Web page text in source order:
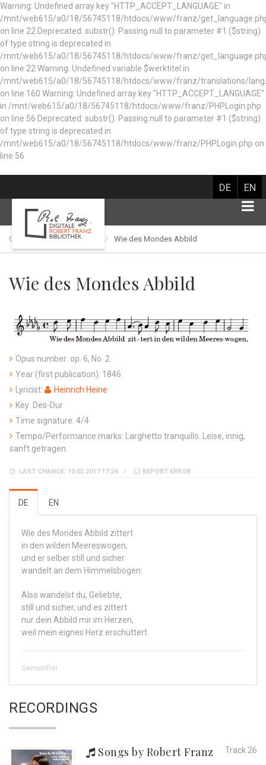
Warning: Undefined array key "HTTP_ACCEPT_LANGUAGE" in
/mnt/web615/a0/18/56745118/htdocs/www/franz/
on line 22 Deprecated: substr(): Passing null to parameter #1 ($string)
of type string is deprecated in
/mnt/web615/a0/18/56745118/htdocs/www/franz/
on line 22 Warning: Undefined variable $werktitel in
/mnt/web615/a0/18/56745118/htdocs/www/franz/translations/
on line 160 Warning: Undefined array key "HTTP_ACCEPT_LANGUAGE"
in /mnt/web615/a0/18/56745118/htdocs/www/franz/PHPLogin.php
on line 56 Deprecated: substr(): Passing null to parameter #1 ($string)
of type string is deprecated in
/mnt/web615/a0/18/56745118/htdocs/www/franz/PHPLogin.php on
line 56
DE EN
Catalog of works Wie des Mondes Abbild
Wie des Mondes Abbild
Opus number: op. 6, No. 2
Year (first publication): 1846
Lyricist:
Heinrich Heine
Key: Des-Dur
Time signature: 4/4
Tempo/Performance marks: Larghetto tranquillo. Leise, innig,
sanft getragen.
LAST CHANGE: 10.03.2017 17:24 REPORT ERROR
DE EN
Wie des Mondes Abbild zittert
in den wilden Meereswogen,
und er selber still und sicher
wandelt an dem Himmelsbogen:
Also wandelst du, Geliebte,
still und sicher, und es zittert
nur dein Abbild mir im Herzen,
weil mein eignes Herz erschüttert.
Gemeinfrei
RECORDINGS
Track 26
Songs by Robert Franz